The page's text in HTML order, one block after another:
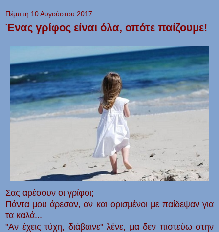
Πέμπτη 10 Αυγούστου 2017
Ένας γρίφος είναι όλα, οπότε παίζουμε!
Σας αρέσουν οι γρίφοι;
Πάντα μου άρεσαν, αν και ορισμένοι με παίδεψαν για
τα καλά...
"Αν έχεις τύχη, διάβαινε" λένε, μα δεν πιστεύω στην